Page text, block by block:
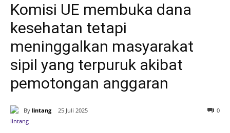
Komisi UE membuka dana
kesehatan tetapi
meninggalkan masyarakat
sipil yang terpuruk akibat
pemotongan anggaran
By lintang 25 Juli 2025 0